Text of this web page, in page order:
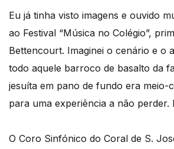
Eu já tinha visto imagens e ouvido
ao Festival “Música no Colégio”,
Bettencourt. Imaginei o cenário e o
todo aquele barroco de basalto da
jesuíta em pano de fundo era meio-
para uma experiência a não perder.
O Coro Sinfónico do Coral de S.